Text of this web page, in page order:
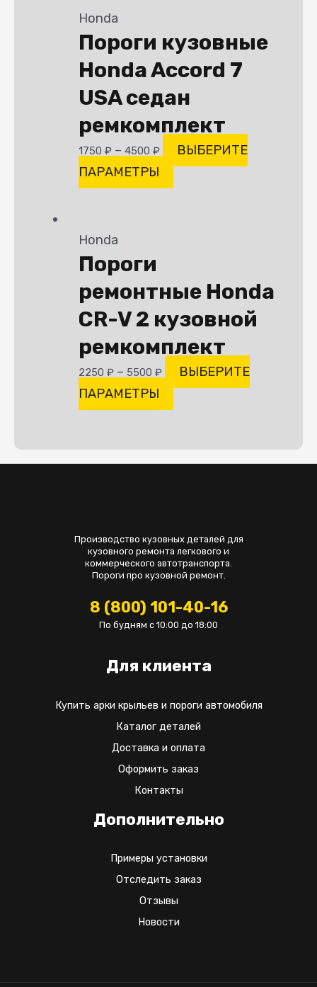
Honda
Пороги кузовные
Honda Accord 7
USA седан
ремкомплект
1750₽ –4500₽
ВЫБЕРИТЕ
ПАРАМЕТРЫ
Honda
Пороги
ремонтные Honda
CR-V 2 кузовной
ремкомплект
2250₽ – 5500₽
ВЫБЕРИТЕ
ПАРАМЕТРЫ
Производство кузовных деталей для
кузовного ремонта легкового и
коммерческого автотранспорта.
Пороги про кузовной ремонт.
8 (800) 101-40-16
По будням с 10:00 до 18:00
Для клиента
Купить арки крыльев и пороги автомобиля
Каталог деталей
Доставка и оплата
Оформить заказ
Контакты
Дополнительно
Примеры установки
Отследить заказ
Отзывы
Новости